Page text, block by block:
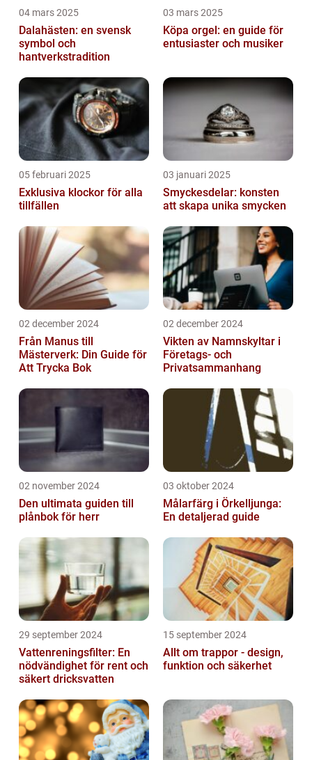
04 mars 2025
Dalahästen: en svensk
symbol och
hantverkstradition
03 mars 2025
Köpa orgel: en guide för
entusiaster och musiker
05 februari 2025
Exklusiva klockor för alla
tillfällen
03 januari 2025
Smyckesdelar: konsten
att skapa unika smycken
02 december 2024
Från Manus till
Mästerverk: Din Guide för
Att Trycka Bok
02 december 2024
Vikten av Namnskyltar i
Företags- och
Privatsammanhang
02 november 2024
Den ultimata guiden till
plånbok för herr
03 oktober 2024
Målarfärg i Örkelljunga:
En detaljerad guide
29 september 2024
Vattenreningsfilter: En
nödvändighet för rent och
säkert dricksvatten
15 september 2024
Allt om trappor - design,
funktion och säkerhet